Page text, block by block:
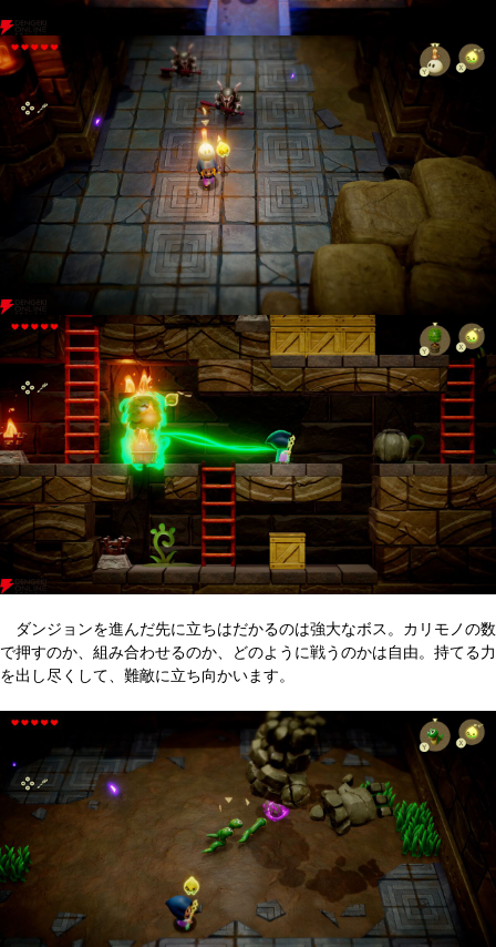
ダンジョンを進んだ先に立ちはだかるのは強大なボス。カリモノの数
で押すのか、組み合わせるのか、どのように戦うのかは自由。持てる力
を出し尽くして、難敵に立ち向かいます。